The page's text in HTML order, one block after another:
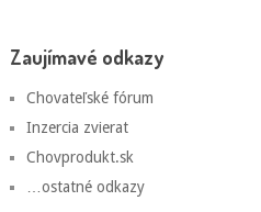
Zaujímavé odkazy
Chovateľské fórum
Inzercia zvierat
Chovprodukt.sk
…ostatné odkazy